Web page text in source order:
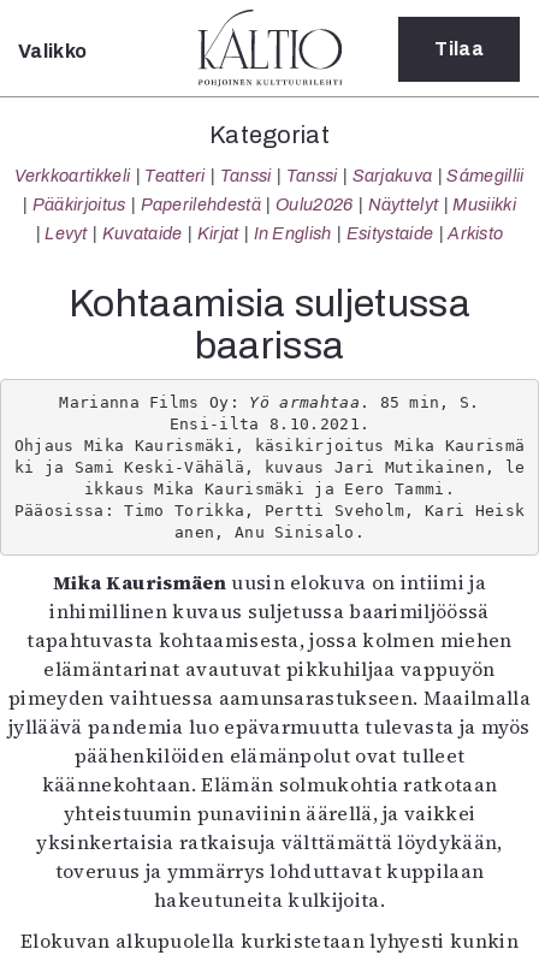
Sulje
Kategoriat
Verkkoartikkeli
Teatteri
Tanssi
Sarjakuva
Sámegillii
Pääkirjoitus
Paperilehdestä
Oulu2026
Näyttelyt
Musiikki
Levyt
Kuvataide
Kirjat
In English
Esitystaide
Arkisto
Lehdet
4/2026
2–3/2026
1/2026
6/2025
5/2025 saame
5/2025
Lehtiarkisto
Valikko Tilaa
Kategoriat
Verkkoartikkeli Teatteri Tanssi Tanssi Sarjakuva
Sámegillii
Pääkirjoitus
Paperilehdestä Oulu2026 Näyttelyt
Musiikki
Levyt
Kuvataide Kirjat In English Esitystaide Arkisto
Kohtaamisia suljetussa
baarissa
Marianna Films Oy: Yö armahtaa . 85 min, S.
Ensi-ilta 8.10.2021.
Ohjaus Mika Kaurismäki, käsikirjoitus Mika Kaurismä
ki ja Sami Keski-Vähälä, kuvaus Jari Mutikainen, le
ikkaus Mika Kaurismäki ja Eero Tammi.
Pääosissa: Timo Torikka, Pertti Sveholm, Kari Heisk
anen, Anu Sinisalo.
Mika Kaurismäenuusin elokuva on intiimi ja
inhimillinen kuvaus suljetussa baarimiljöössä
tapahtuvasta kohtaamisesta, jossa kolmen miehen
elämäntarinat avautuvat pikkuhiljaa vappuyön
pimeyden vaihtuessa aamunsarastukseen. Maailmalla
jylläävä pandemia luo epävarmuutta tulevasta ja myös
päähenkilöiden elämänpolut ovat tulleet
käännekohtaan. Elämän solmukohtia ratkotaan
yhteistuumin punaviinin äärellä, ja vaikkei
yksinkertaisia ratkaisuja välttämättä löydykään,
toveruus ja ymmärrys lohduttavat kuppilaan
hakeutuneita kulkijoita.
Elokuvan alkupuolella kurkistetaan lyhyesti kunkin